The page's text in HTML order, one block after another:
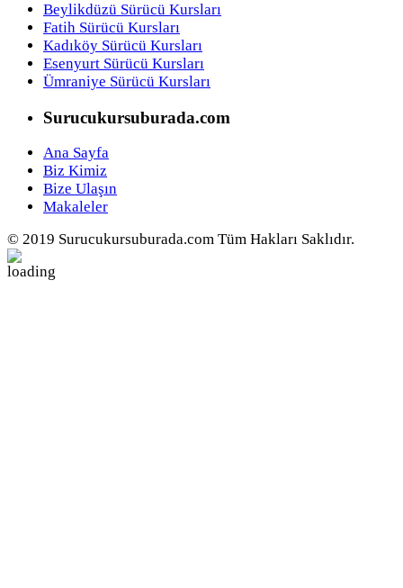
Beylikdüzü Sürücü Kursları
Fatih Sürücü Kursları
Kadıköy Sürücü Kursları
Esenyurt Sürücü Kursları
Ümraniye Sürücü Kursları
Surucukursuburada.com
Ana Sayfa
Biz Kimiz
Bize Ulaşın
Makaleler
© 2019 Surucukursuburada.com Tüm Hakları Saklıdır.